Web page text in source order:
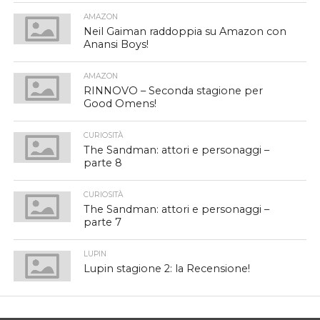
AMAZON
Neil Gaiman raddoppia su Amazon con
Anansi Boys!
AMAZON
RINNOVO – Seconda stagione per
Good Omens!
CURIOSITÀ
The Sandman: attori e personaggi –
parte 8
CURIOSITÀ
The Sandman: attori e personaggi –
parte 7
LUPIN
Lupin stagione 2: la Recensione!